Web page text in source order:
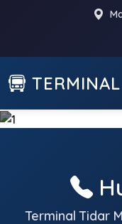
Terminal Tidar